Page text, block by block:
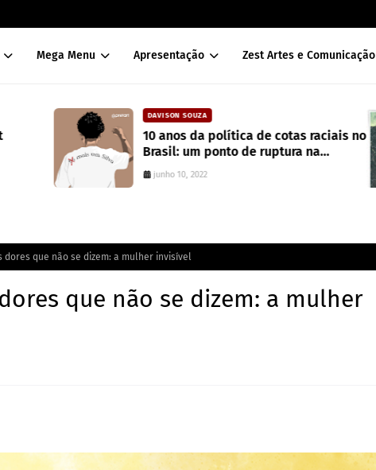
Mega Menu Apresentação Zest Artes e Comunicação
no
CAIXA DE POESIA
Seis poemas de Stephen Crane
traduzidos por Mayk Oliveira
junho 10, 2022
dores que não se dizem: a mulher invisível
que não se dizem: a mulher